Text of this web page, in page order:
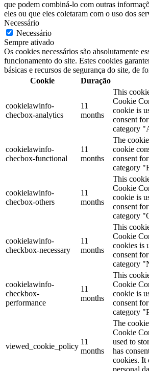
que podem combiná-lo com outras
eles ou que eles coletaram com o uso dos
Necessário
Necessário
Sempre ativado
Os cookies necessários são absolutamente
funcionamento do site. Estes cookies
básicas e recursos de segurança do site, de
Cookie
Duração
cookielawinfo-
checbox-analytics
11
months
This
Cookie
cookie is
consent
category
cookielawinfo-
checbox-functional
11
months
The
cookie
consent
category
cookielawinfo-
checbox-others
11
months
This
Cookie
cookie is
consent
category
cookielawinfo-
checkbox-necessary
11
months
This
Cookie
cookies is
consent
category
cookielawinfo-
checkbox-
performance
11
months
This
Cookie
cookie is
consent
category
viewed_cookie_policy
11
months
The
Cookie
used to
has
cookies. It
personal